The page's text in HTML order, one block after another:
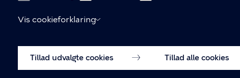
Vis cookieforklaring
Tillad udvalgte cookies Tillad alle cookies